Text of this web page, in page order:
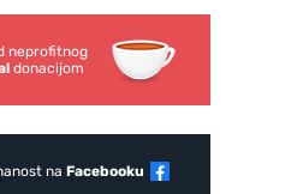
neprofitnog
donacijom
na Facebooku